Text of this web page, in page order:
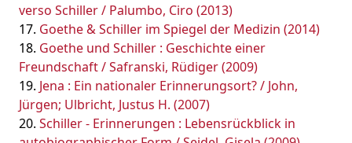
verso Schiller / Palumbo, Ciro (2013)
Goethe & Schiller im Spiegel der Medizin (2014)
Goethe und Schiller : Geschichte einer
Freundschaft / Safranski, Rüdiger (2009)
Jena : Ein nationaler Erinnerungsort? / John,
Jürgen; Ulbricht, Justus H. (2007)
Schiller - Erinnerungen : Lebensrückblick in